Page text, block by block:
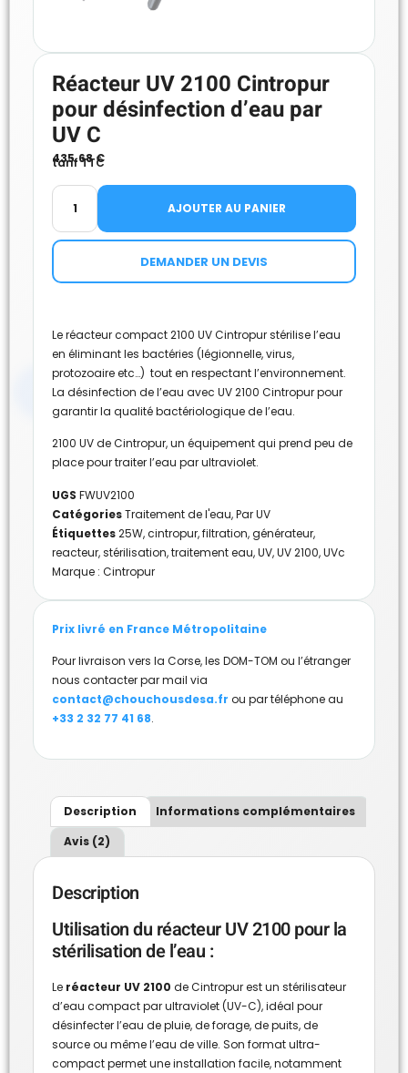
Réacteur UV 2100 Cintropur
pour désinfection d’eau par
UV C
435.68€
tarif TTC
AJOUTER AU PANIER
DEMANDER UN DEVIS
Le réacteur compact 2100 UV Cintropur stérilise l’eau
en éliminant les bactéries (légionnelle, virus,
protozoaire etc…) tout en respectant l’environnement.
La désinfection de l’eau avec UV 2100 Cintropur pour
garantir la qualité bactériologique de l’eau.
2100 UV de Cintropur, un équipement qui prend peu de
place pour traiter l’eau par ultraviolet.
UGS FWUV2100
CatégoriesTraitement de l'eau,Par UV
Étiquettes25W,cintropur,filtration,générateur,
reacteur,stérilisation,traitement eau,UV,UV 2100,UVc
Marque : Cintropur
Prix livré en France Métropolitaine
Pour livraison vers la Corse, les DOM-TOM ou l’étranger
nous contacter par mail via
contact@chouchousdesa.fr ou par téléphone au
+33 2 32 77 41 68.
Description
Informations complémentaires
Avis (2)
Description
Utilisation du réacteur UV 2100 pour la
stérilisation de l’eau :
Le réacteur UV 2100 de Cintropur est un stérilisateur
d’eau compact par ultraviolet (UV-C), idéal pour
désinfecter l’eau de pluie, de forage, de puits, de
source ou même l’eau de ville. Son format ultra-
compact permet une installation facile, notamment